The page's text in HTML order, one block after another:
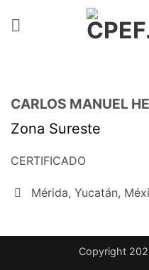
CARLOS MANUEL
Zona Sureste
CERTIFICADO
Mérida, Yucatán,
Copyright